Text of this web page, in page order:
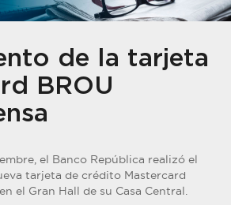
de la tarjeta
BROU
el Banco República realizó el
tarjeta de crédito Mastercard
el Gran Hall de su Casa Central.